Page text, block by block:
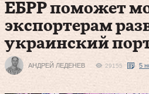
ЕБРР поможет
экспортерам
украинский
АНДРЕЙ ЛЕДЕНЕВ 29155 5